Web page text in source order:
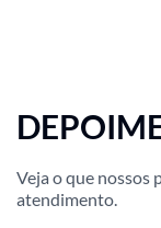
Veja o que nossos
atendimento.